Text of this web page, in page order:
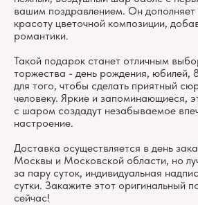
вашим поздравлением. Он дополняет
красоту цветочной композиции,
романтики.
Такой подарок станет отличным
торжества - день рождения, юбилей,
для того, чтобы сделать приятный
человеку. Яркие и запоминающиеся,
с шаром создадут незабываемое
настроение.
Доставка осуществляется в день
Москвы и Московской области, но
за пару суток, индивидуальная
сутки. Закажите этот оригинальный
сейчас!